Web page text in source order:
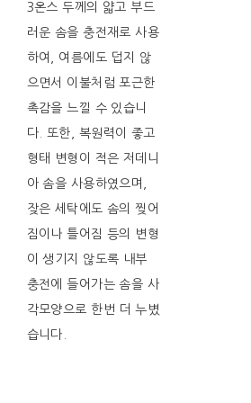
3온스 두께의 얇고 부드
러운 솜을 충전재로 사용
하여, 여름에도 덥지 않
으면서 이불처럼 포근한
촉감을 느낄 수 있습니
다. 또한, 복원력이 좋고
형태 변형이 적은 저데니
아 솜을 사용하였으며,
잦은 세탁에도 솜의 찢어
짐이나 틀어짐 등의 변형
이 생기지 않도록 내부
충전에 들어가는 솜을 사
각모양으로 한번 더 누볐
습니다.